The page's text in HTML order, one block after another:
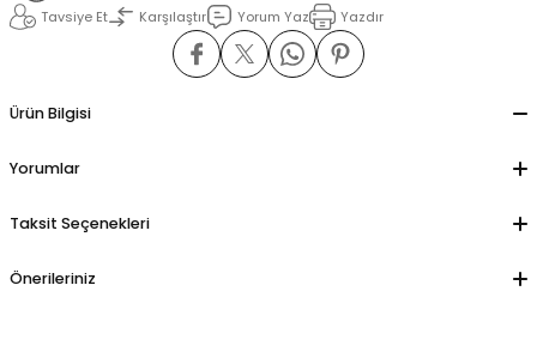
Tavsiye Et
Karşılaştır Yorum Yaz Yazdır
Ürün Bilgisi
Yorumlar
Taksit Seçenekleri
Önerileriniz